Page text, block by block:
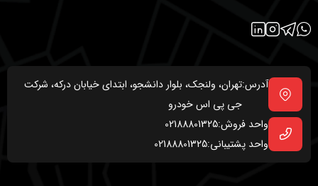
آدرس:تهران، ولنجک، بلوار دانشجو، ابتدای خیابان درکه، شرکت
جی پی اس خودرو
واحد فروش:02188801325
واحد پشتیبانی:02188801325